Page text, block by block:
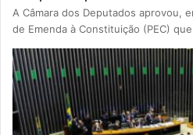
A Câmara dos Deputados aprovou,
de Emenda à Constituição (PEC)